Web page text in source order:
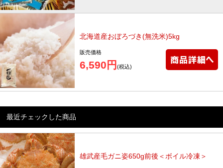
北海道産おぼろづき(無洗米)5kg
販売価格
6,590円 (税込)
最近チェックした商品
雄武産毛ガニ姿650g前後＜ボイル冷凍＞